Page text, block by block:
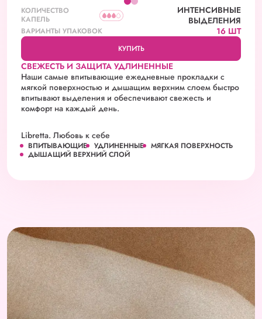
КОЛИЧЕСТВО
КАПЕЛЬ
ИНТЕНСИВНЫЕ
ВЫДЕЛЕНИЯ
ВАРИАНТЫ УПАКОВОК 16 ШТ
КУПИТЬ
СВЕЖЕСТЬ И ЗАЩИТА УДЛИНЕННЫЕ
Наши самые впитывающие ежедневные прокладки с
мягкой поверхностью и дышащим верхним слоем быстро
впитывают выделения и обеспечивают свежесть и
комфорт на каждый день.
Libretta. Любовь к себе
ВПИТЫВАЮЩИЕ УДЛИНЕННЫЕ
МЯГКАЯ ПОВЕРХНОСТЬ
ДЫШАЩИЙ ВЕРХНИЙ СЛОЙ